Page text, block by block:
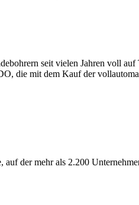
seit vielen Jahren voll
die mit dem Kauf der
der mehr als 2.200